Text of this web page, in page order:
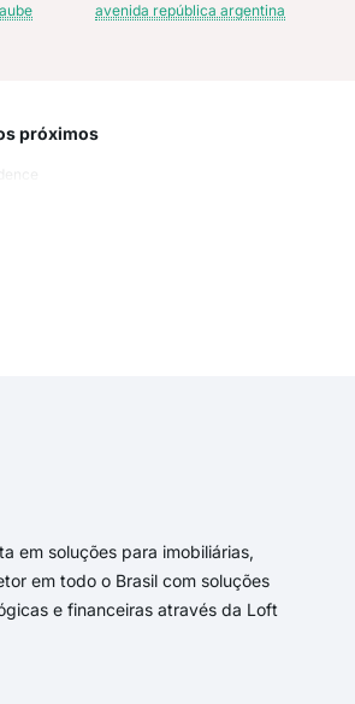
avenida república argentina
próximos
em soluções para imobiliárias,
em todo o Brasil com soluções
e financeiras através da Loft